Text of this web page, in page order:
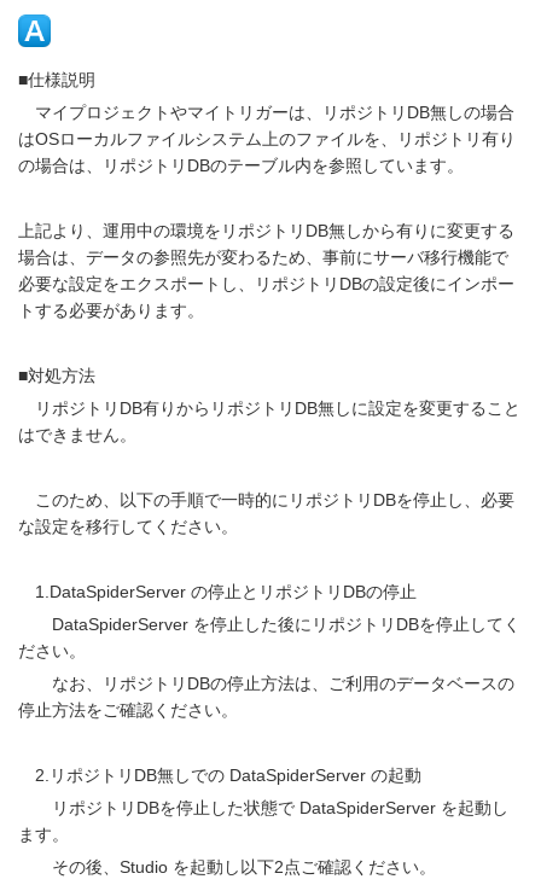
■仕様説明
マイプロジェクトやマイトリガーは、リポジトリDB無しの場合
はOSローカルファイルシステム上のファイルを、リポジトリ有り
の場合は、リポジトリDBのテーブル内を参照しています。
上記より、運用中の環境をリポジトリDB無しから有りに変更する
場合は、データの参照先が変わるため、事前にサーバ移行機能で
必要な設定をエクスポートし、リポジトリDBの設定後にインポー
トする必要があります。
■対処方法
リポジトリDB有りからリポジトリDB無しに設定を変更すること
はできません。
このため、以下の手順で一時的にリポジトリDBを停止し、必要
な設定を移行してください。
1.DataSpiderServer の停止とリポジトリDBの停止
DataSpiderServer を停止した後にリポジトリDBを停止してく
ださい。
なお、リポジトリDBの停止方法は、ご利用のデータベースの
停止方法をご確認ください。
2.リポジトリDB無しでの DataSpiderServer の起動
リポジトリDBを停止した状態で DataSpiderServer を起動し
ます。
その後、Studio を起動し以下2点ご確認ください。